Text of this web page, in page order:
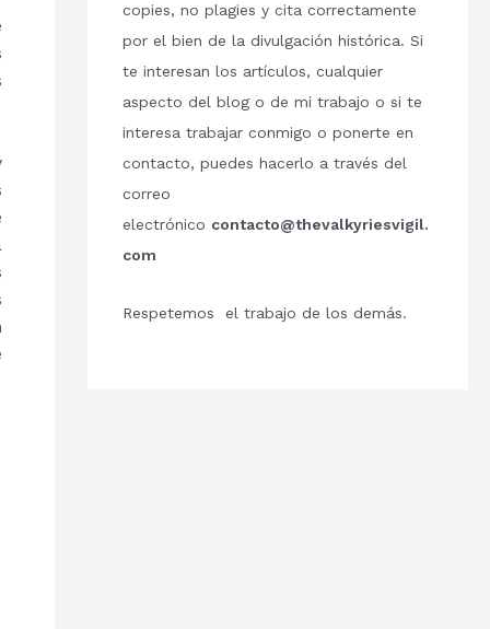
copies, no plagies y cita correctamente
por el bien de la divulgación histórica. Si
te interesan los artículos, cualquier
aspecto del blog o de mi trabajo o si te
interesa trabajar conmigo o ponerte en
contacto, puedes hacerlo a través del
correo
electrónico contacto@thevalkyriesvigil.
com
Respetemos el trabajo de los demás.